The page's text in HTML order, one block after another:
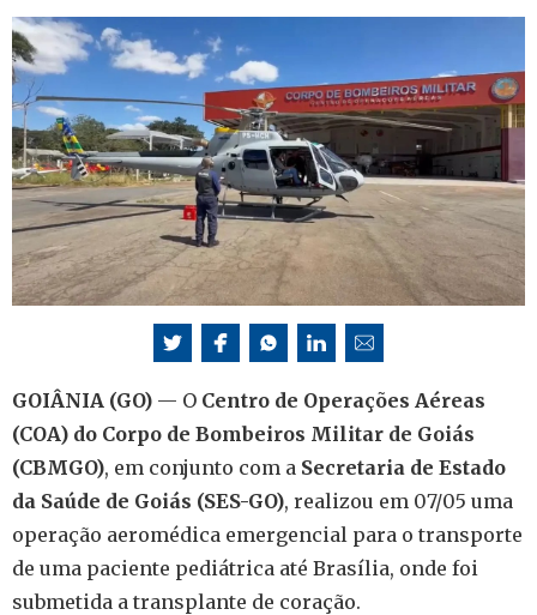
GOIÂNIA (GO) — O Centro de Operações Aéreas
(COA) do Corpo de Bombeiros Militar de Goiás
(CBMGO), em conjunto com a Secretaria de Estado
da Saúde de Goiás (SES-GO), realizou em 07/05 uma
operação aeromédica emergencial para o transporte
de uma paciente pediátrica até Brasília, onde foi
submetida a transplante de coração.